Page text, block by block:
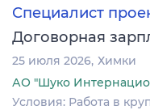
Специалист
Договорная
25 июля 2026 Химки
АО "Шуко
Условия: Работа в